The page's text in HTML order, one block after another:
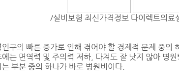
/실비보험 최신가격정보 다이렉트의
인구의 빠른 증가로 인해 겪어야 할 경제적 문제 중의
에는 면역력 및 주의력 저하, 다쳐도 잘 낫지 않아 병
는 부분 중의 하나가 바로 병원비이다.